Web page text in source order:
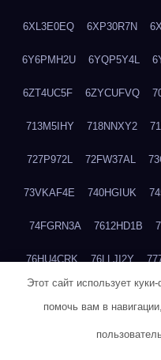
6XL3E0EQ 6XP30R7N
6Y6PMH2U 6YQP5Y4L
6ZT4UC5F 6ZYCUFVQ
713M5IHY 718NNXY2
727P972L 72FW37AL
73VKAF4E 740HGIUK
74FGRN3A 7612HD1B
76HU4CRK 76LLJI2Y
77TABW20
Этот сайт использует
помочь вам в